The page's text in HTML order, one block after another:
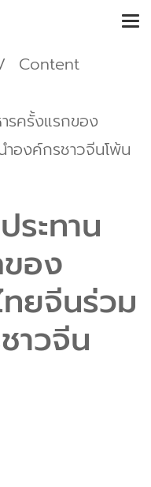
Content
ารครั้งแรกของ
องค์กรชาวจีนโพ้น
ระทาน
อง
ยจีนร่วม
าวจีน